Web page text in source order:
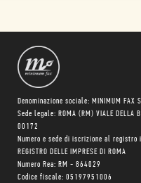
Denominazione sociale: MINIMUM FAX
Sede legale: ROMA (RM) VIALE DELLA
00172
Numero e sede di iscrizione al
REGISTRO DELLE IMPRESE DI ROMA
Numero Rea: RM - 864029
Codice fiscale: 05197951006